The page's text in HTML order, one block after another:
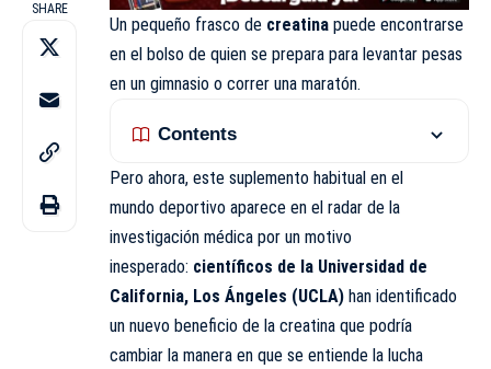
SHARE
Un pequeño frasco de creatina puede encontrarse
en el bolso de quien se prepara para levantar pesas
en un gimnasio o correr una maratón.
Contents
Pero ahora, este suplemento habitual en el
mundo deportivo aparece en el radar de la
investigación médica por un motivo
inesperado: científicos de la Universidad de
California, Los Ángeles (UCLA) han identificado
un nuevo beneficio de la creatina que podría
cambiar la manera en que se entiende la lucha